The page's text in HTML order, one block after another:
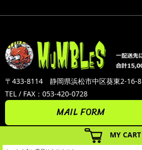
MY CART
〒433-8114 静岡県浜松市中区葵東2-16-8
TEL / FAX：053-420-0728
MAIL FORM